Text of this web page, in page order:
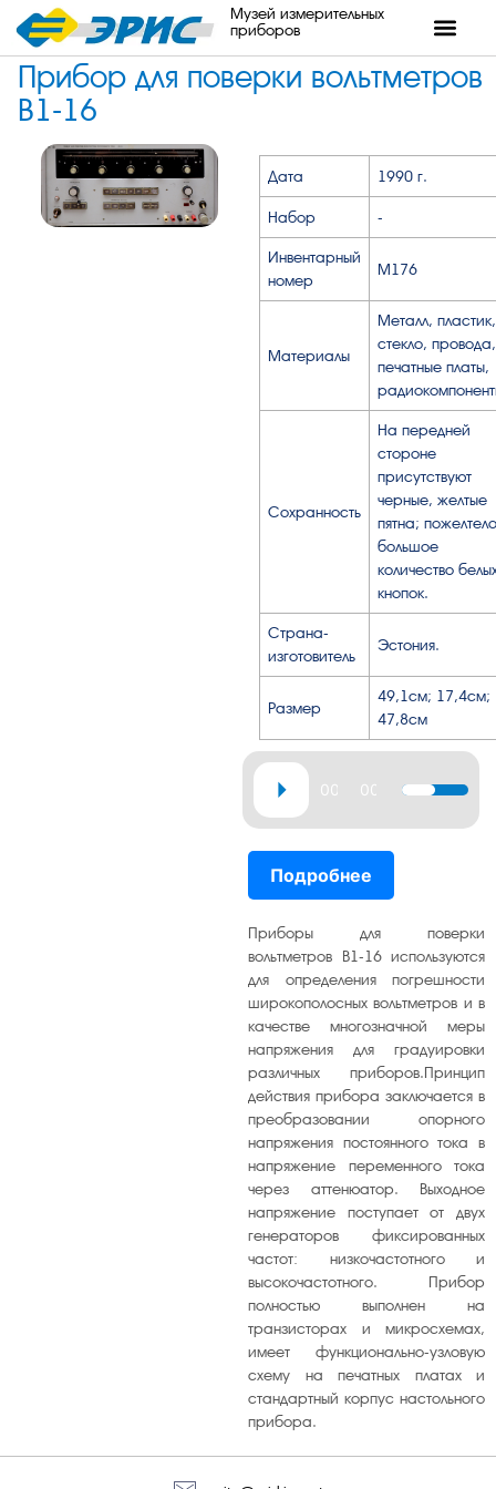
Музей измерительных
приборов
Прибор для поверки вольтметров
В1-16
Дата 1990 г.
Набор -
Инвентарный
номер
М176
Материалы
Металл, пластик,
стекло, провода,
печатные платы,
Сохранность
На передней
стороне
присутствуют
черные, желтые
пятна; пожелтело
большое
количество
кнопок.
Страна-
изготовитель
Эстония.
Размер
49,1см; 17,4см;
47,8см
Аудиоплеер
00:0000:41
клавиши
увеличить
или
Подробнее
Приборы для поверки
вольтметров В1-16 используются
для определения погрешности
широкополосных вольтметров и в
качестве многозначной меры
напряжения для градуировки
различных приборов.Принцип
действия прибора заключается в
преобразовании опорного
напряжения постоянного тока в
напряжение переменного тока
через аттенюатор. Выходное
напряжение поступает от двух
генераторов фиксированных
частот: низкочастотного и
высокочастотного. Прибор
полностью выполнен на
транзисторах и микросхемах,
имеет функционально-узловую
схему на печатных платах и
стандартный корпус настольного
прибора.